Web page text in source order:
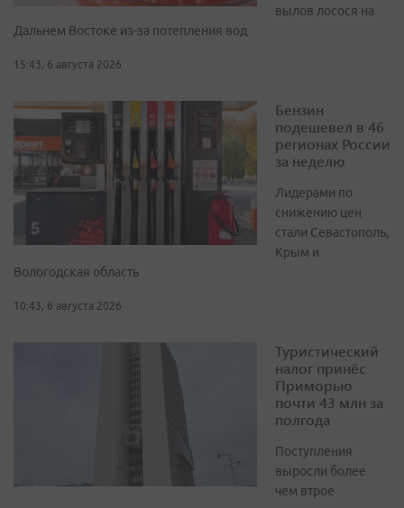
вылов лосося на
Дальнем Востоке из-за потепления вод
15:43, 6 августа 2026
Бензин
подешевел в 46
регионах России
за неделю
Лидерами по
снижению цен
стали Севастополь,
Крым и
Вологодская область
10:43, 6 августа 2026
Туристический
налог принёс
Приморью
почти 43 млн за
полгода
Поступления
выросли более
чем втрое